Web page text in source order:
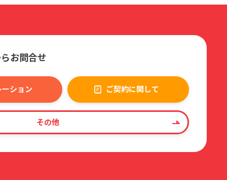
お問合せ
ション ご契約に関して
その他